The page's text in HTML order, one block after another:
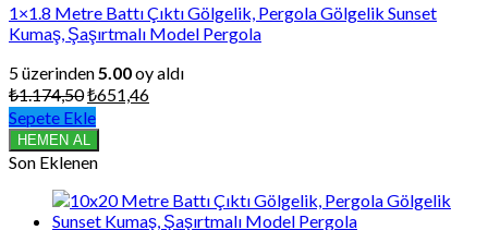
1×1.8 Metre Battı Çıktı Gölgelik, Pergola Gölgelik Sunset
Kumaş, Şaşırtmalı Model Pergola
5 üzerinden 5.00oy aldı
₺1.174,50Orijinal
fiyat:
₺1.174,50.
₺651,46
Sepete Ekle
HEMEN AL
Son Eklenen